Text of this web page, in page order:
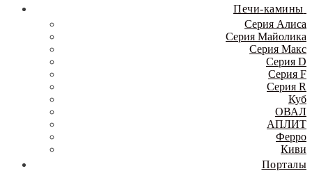
Печи-камины
Серия Алиса
Серия Майолика
Серия Макс
Серия D
Серия F
Серия R
Куб
ОВАЛ
АПЛИТ
Ферро
Киви
Порталы